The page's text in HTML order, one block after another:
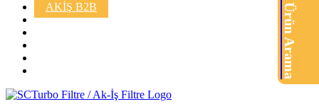
AKİŞ B2B Ürün Arama